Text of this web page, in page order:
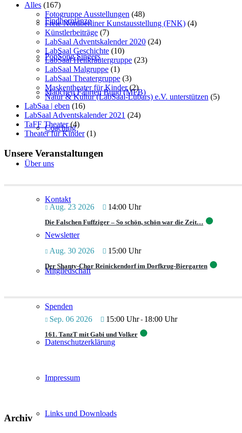
Findhorntänze
PopSong Singers
Mädchen Fahrten Bund (MFB)
Coaching
Über uns
Kontakt
Newsletter
Mitgliedschaft
Spenden
Datenschutzerklärung
Impressum
Links und Downloads
Alles (167)
Fotogruppe Ausstellungen (48)
Freie Nordberliner Kunstausstellung (FNK) (4)
Künstlerbeiträge (7)
LabSaal Adventskalender 2020 (24)
LabSaal Geschichte (10)
LabSaal Heilkräutergruppe (23)
LabSaal Malgruppe (1)
LabSaal Theatergruppe (3)
Maskentheater für Kinder(2)
Natur & Kultur (LabSaal-Lübars) e.V. unterstützen (5)
LabSaa | eben (16)
LabSaal Adventskalender 2021 (24)
TaFF Theater(4)
Theater für Kinder(1)
Unsere Veranstaltungen
Aug. 23 2026 14:00 Uhr
Die Falschen Fuffziger – So schön, schön war die Zeit…
Aug. 30 2026 15:00 Uhr
Der Shanty-Chor Reinickendorf im Dorfkrug-Biergarten
Sep. 06 2026 15:00 Uhr- 18:00 Uhr
161. TanzT mit Gabi und Volker
Archiv